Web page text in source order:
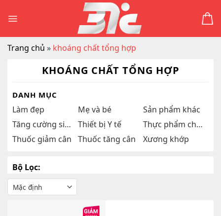
Trang chủ » khoáng chất tổng hợp
KHOÁNG CHẤT TỔNG HỢP
DANH MỤC
Làm đẹp Mẹ và bé
Sản phẩm khác
Tăng cường sinh lý
Thiết bị Y tế
Thực phẩm chức năng
Thuốc giảm cân
Thuốc tăng cân Xương khớp
Bộ Lọc: